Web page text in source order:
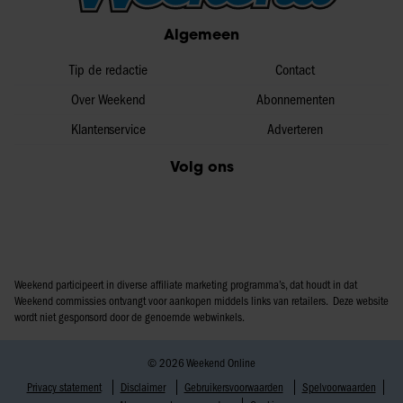
partners kunnen deze gegevens combineren met andere
informatie die u aan ze heeft verstrekt of die ze hebben
gaat akkoord met onze cookies als u onze website blijft
gebruiken.
Algemeen
Tip de redactie
Over Weekend
Klantenservice
Contact
Abonnementen
Adverteren
Volg ons
Weekend participeert in diverse affiliate marketing programma’s, dat houdt in dat
Weekend commissies ontvangt voor aankopen middels links van retailers. Deze website
wordt niet gesponsord door de genoemde webwinkels.
© 2026 Weekend Online
Privacy statement
Disclaimer Gebruikersvoorwaarden
Spelvoorwaarden